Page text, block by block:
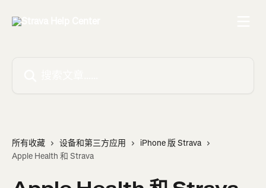
所有收藏 设备和第三方应用
iPhone 版 Strava
Apple Health 和 Strava